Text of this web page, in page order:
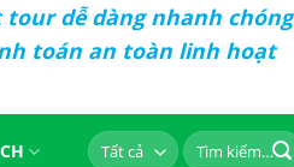
dễ dàng nhanh chóng
toán an toàn linh hoạt
Tìm